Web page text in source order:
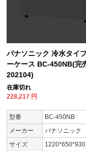
パナソニック 冷水タイ
ーケース BC-450NB(完
202104)
在庫切れ
228,217 円
型番
BC-450NB
メーカー
パナソニック
サイズ
1220*650*930